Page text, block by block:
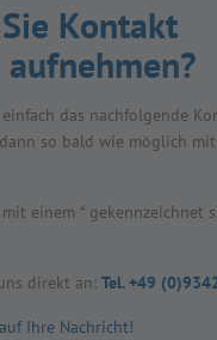
Kon­takt
das nach­fol­gende
so bald wie mög­lich
einem * gekenn­zeich­net
direkt an: Tel. +49
Ihre Nachricht!